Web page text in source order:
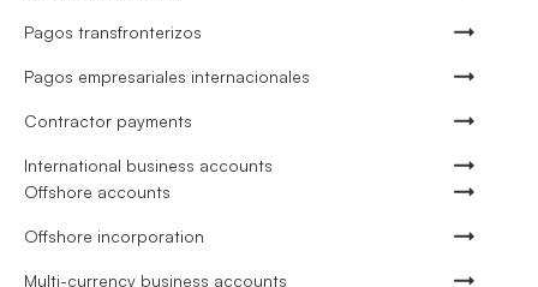
Pagos transfronterizos
Pagos empresariales internacionales
Contractor payments
International business accounts
Offshore accounts
Offshore incorporation
Multi-currency business accounts